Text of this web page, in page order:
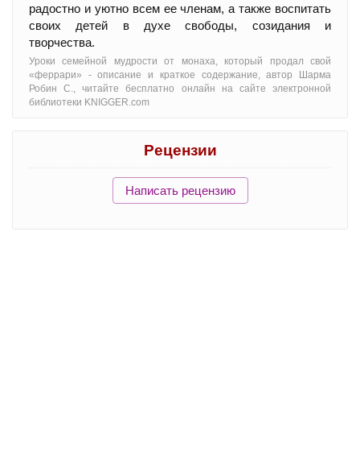
радостно и уютно всем ее членам, а также воспитать
своих детей в духе свободы, созидания и
творчества.
Уроки семейной мудрости от монаха, который продал свой
«феррари» - oписание и краткое содержание, автор Шарма
Робин С., читайте бесплатно онлайн на сайте электронной
библиотеки KNIGGER.com
Рецензии
Написать рецензию